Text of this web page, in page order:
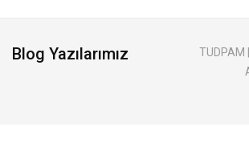
Blog Yazılarımız
TUDPAM